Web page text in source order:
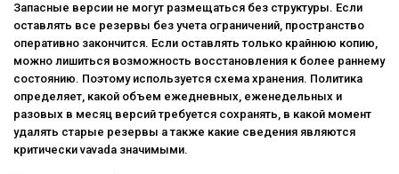
Запасные версии не могут размещаться без структуры. Если
оставлять все резервы без учета ограничений, пространство
оперативно закончится. Если оставлять только крайнюю копию,
можно лишиться возможность восстановления к более раннему
состоянию. Поэтому используется схема хранения. Политика
определяет, какой объем ежедневных, еженедельных и
разовых в месяц версий требуется сохранять, в какой момент
удалять старые резервы а также какие сведения являются
критически vavada значимыми.